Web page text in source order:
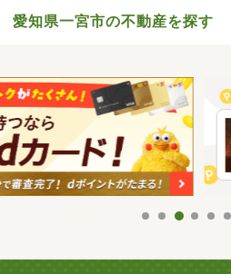
愛知県一宮市の不動産を探す